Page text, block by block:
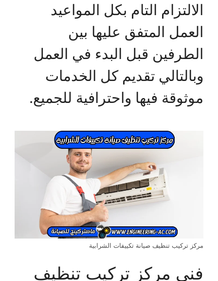
الالتزام التام بكل المواعيد
العمل المتفق عليها بين
الطرفين قبل البدء في العمل
وبالتالي تقديم كل الخدمات
موثوقة فيها واحترافية للجميع.
مركز تركيب تنظيف صيانة تكييفات الشرابية
فني مركز تركيب تنظيف